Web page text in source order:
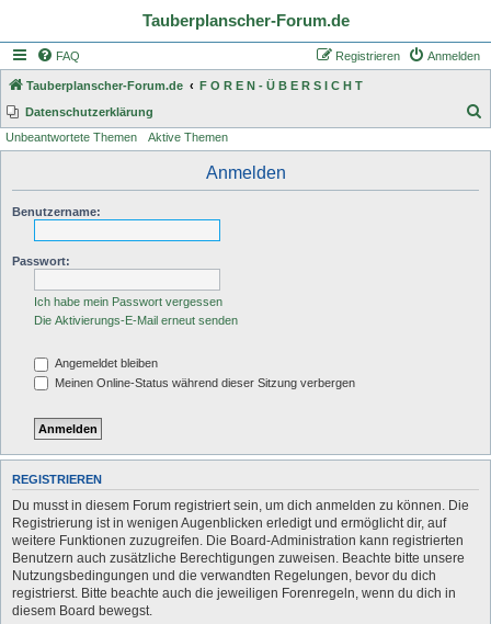
Tauberplanscher-Forum.de
FAQ Anmelden
Registrieren
Tauberplanscher-Forum.de
F O R E N - Ü B E R S I C H T
Datenschutzerklärung
Unbeantwortete Themen Aktive Themen
Anmelden
Benutzername:
Passwort:
Ich habe mein Passwort vergessen
Die Aktivierungs-E-Mail erneut senden
Angemeldet bleiben
Meinen Online-Status während dieser Sitzung verbergen
REGISTRIEREN
Du musst in diesem Forum registriert sein, um dich anmelden zu können. Die
Registrierung ist in wenigen Augenblicken erledigt und ermöglicht dir, auf
weitere Funktionen zuzugreifen. Die Board-Administration kann registrierten
Benutzern auch zusätzliche Berechtigungen zuweisen. Beachte bitte unsere
Nutzungsbedingungen und die verwandten Regelungen, bevor du dich
registrierst. Bitte beachte auch die jeweiligen Forenregeln, wenn du dich in
diesem Board bewegst.